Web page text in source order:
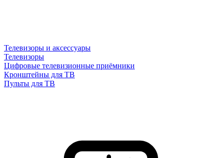
Телевизоры и аксессуары
Телевизоры
Цифровые телевизионные приёмники
Кронштейны для ТВ
Пульты для ТВ